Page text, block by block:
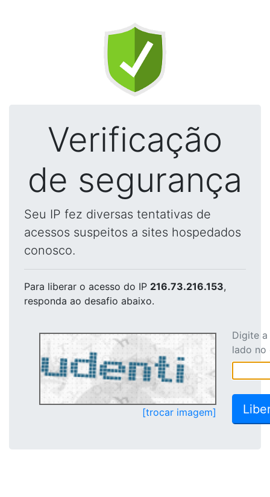
Verificação
de segurança
Seu IP fez diversas tentativas de
acessos suspeitos a sites hospedados
conosco.
Para liberar o acesso do IP 216.73.216.153,
responda ao desafio abaixo.
[trocar imagem]
Digite
lado no